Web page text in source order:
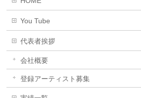
You Tube
代表者挨拶
会社概要
登録アーティスト募集